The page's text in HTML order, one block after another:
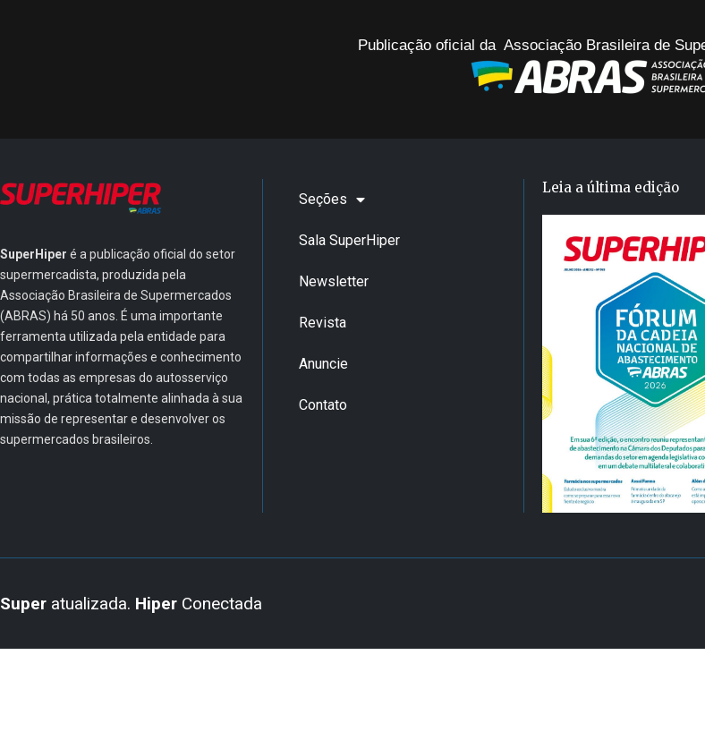
Publicação oficial da Associação Brasileira de
SuperHiper é a publicação oficial do setor
supermercadista, produzida pela
Associação Brasileira de Supermercados
(ABRAS) há 50 anos. É uma importante
ferramenta utilizada pela entidade para
compartilhar informações e conhecimento
com todas as empresas do autosserviço
nacional, prática totalmente alinhada à sua
missão de representar e desenvolver os
supermercados brasileiros.
Seções
Sala SuperHiper
Newsletter
Revista
Anuncie
Contato
Leia a última edição
Super atualizada. Hiper Conectada